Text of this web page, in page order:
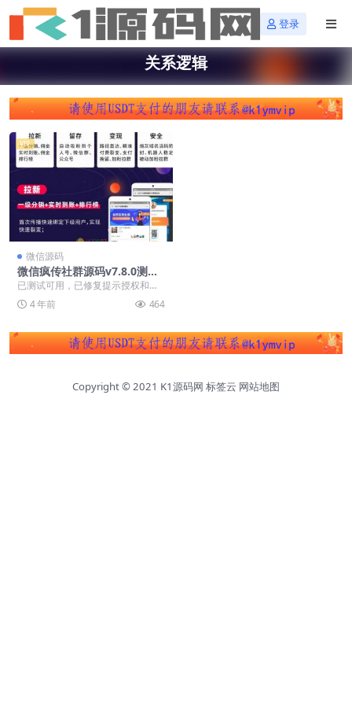
登录
关系逻辑
VIP
微信源码
微信疯传社群源码v7.8.0测试
可用+修复版+免激活去授权版
已测试可用，已修复提示授权和保
存失败问题，带安装说明 疯狂社群
重量级更新： 1、...
4 年前 464
Copyright © 2021 K1源码网 标签云 网站地图